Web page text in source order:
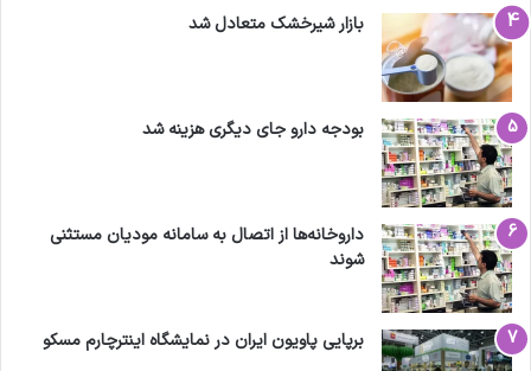
بازار شیرخشک متعادل شد
بودجه دارو جای دیگری هزینه شد
داروخانه‌ها از اتصال به سامانه مودیان مستثنی
شوند
برپایی پاویون ایران در نمایشگاه اینترچارم مسکو